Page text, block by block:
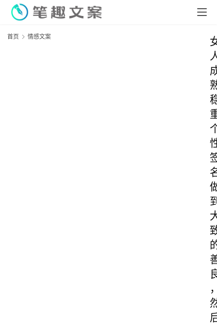
首页 情感文案